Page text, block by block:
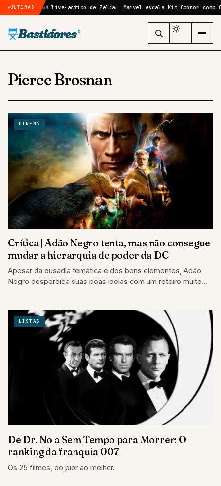
ÚLTIMAS
no filme live-action de Zelda Marvel escala Kit Connor como
Bastidores ®
Pierce Brosnan
CINEMA
Crítica | Adão Negro tenta, mas não consegue
mudar a hierarquia de poder da DC
Apesar da ousadia temática e dos bons elementos, Adão
Negro desperdiça suas boas ideias com um roteiro muito
LISTAS
De Dr. No a Sem Tempo para Morrer: O
ranking da franquia 007
Os 25 filmes, do pior ao melhor.